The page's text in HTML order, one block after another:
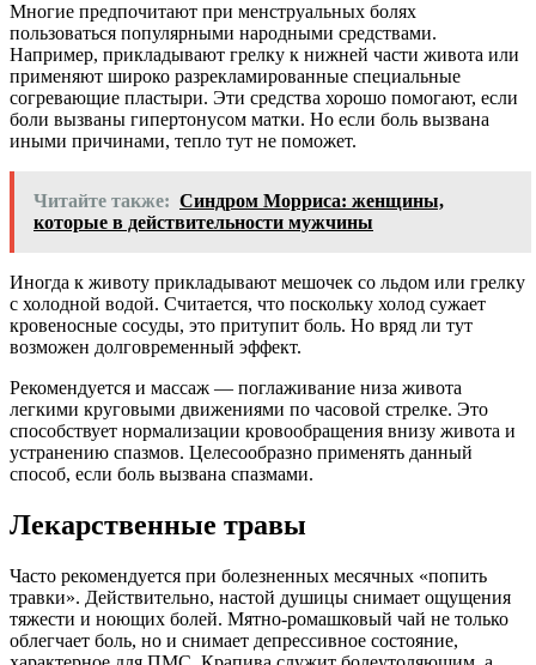
Многие предпочитают при менструальных болях
пользоваться популярными народными средствами.
Например, прикладывают грелку к нижней части живота или
применяют широко разрекламированные специальные
согревающие пластыри. Эти средства хорошо помогают, если
боли вызваны гипертонусом матки. Но если боль вызвана
иными причинами, тепло тут не поможет.
Читайте также: Синдром Морриса: женщины,
которые в действительности мужчины
Иногда к животу прикладывают мешочек со льдом или грелку
с холодной водой. Считается, что поскольку холод сужает
кровеносные сосуды, это притупит боль. Но вряд ли тут
возможен долговременный эффект.
Рекомендуется и массаж — поглаживание низа живота
легкими круговыми движениями по часовой стрелке. Это
способствует нормализации кровообращения внизу живота и
устранению спазмов. Целесообразно применять данный
способ, если боль вызвана спазмами.
Лекарственные травы
Часто рекомендуется при болезненных месячных «попить
травки». Действительно, настой душицы снимает ощущения
тяжести и ноющих болей. Мятно-ромашковый чай не только
облегчает боль, но и снимает депрессивное состояние,